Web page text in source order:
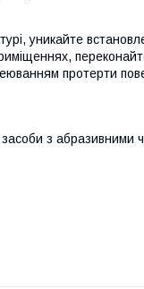
уникайте
протерти
з абразивними